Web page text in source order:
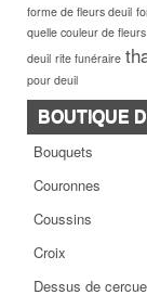
forme de fleurs deuil
quelle couleur de
deuil rite funéraire
pour deuil
BOUTIQUE
Bouquets
Couronnes
Coussins
Croix
Dessus de